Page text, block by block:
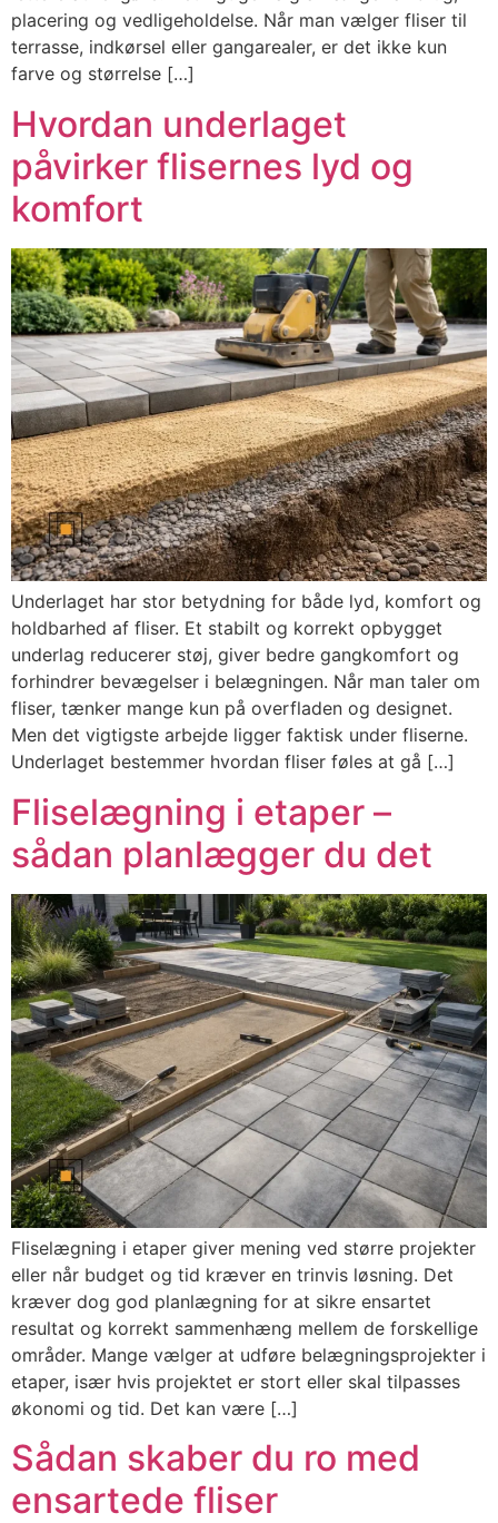
placering og vedligeholdelse. Når man vælger fliser til
terrasse, indkørsel eller gangarealer, er det ikke kun
farve og størrelse […]
Hvordan underlaget
påvirker flisernes lyd og
komfort
Underlaget har stor betydning for både lyd, komfort og
holdbarhed af fliser. Et stabilt og korrekt opbygget
underlag reducerer støj, giver bedre gangkomfort og
forhindrer bevægelser i belægningen. Når man taler om
fliser, tænker mange kun på overfladen og designet.
Men det vigtigste arbejde ligger faktisk under fliserne.
Underlaget bestemmer hvordan fliser føles at gå […]
Fliselægning i etaper –
sådan planlægger du det
Fliselægning i etaper giver mening ved større projekter
eller når budget og tid kræver en trinvis løsning. Det
kræver dog god planlægning for at sikre ensartet
resultat og korrekt sammenhæng mellem de forskellige
områder. Mange vælger at udføre belægningsprojekter i
etaper, især hvis projektet er stort eller skal tilpasses
økonomi og tid. Det kan være […]
Sådan skaber du ro med
ensartede fliser